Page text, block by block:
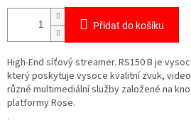
Přidat do košíku
High-End síťový streamer. RS150 B je
kterýposkytuje vysoce kvalitní zvuk,
různé multimediální služby založené na
platformy Rose.
.